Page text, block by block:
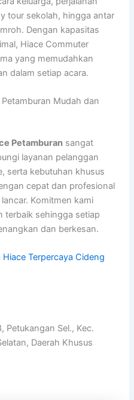
tour sekolah, hingga antar
Dengan kapasitas
Hiace Commuter
yang memudahkan
dalam setiap acara.
Mudah dan
Petamburan sangat
layanan pelanggan
serta kebutuhan khusus
cepat dan profesional
Komitmen kami
terbaik sehingga setiap
dan berkesan.
Hiace Terpercaya Cideng
Petukangan Sel., Kec.
Daerah Khusus